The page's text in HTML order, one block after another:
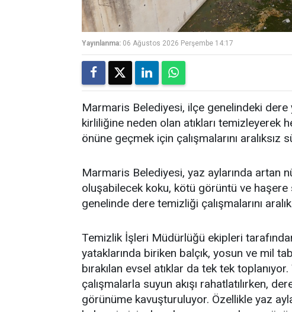
Yayınlanma: 06 Ağustos 2026 Perşembe 14:17
Marmaris Belediyesi, ilçe genelindeki dere
kirliliğine neden olan atıkları temizleyerek
önüne geçmek için çalışmalarını aralıksız
Marmaris Belediyesi, yaz aylarında artan
oluşabilecek koku, kötü görüntü ve haşere
genelinde dere temizliği çalışmalarını
Temizlik İşleri Müdürlüğü ekipleri
yataklarında biriken balçık, yosun ve mil
bırakılan evsel atıklar da tek tek
çalışmalarla suyun akışı rahatlatılırken,
görünüme kavuşturuluyor. Özellikle yaz